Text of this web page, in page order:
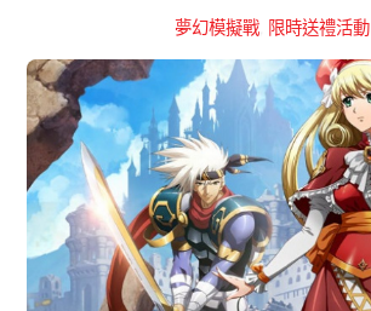
夢幻模擬戰, 限時送禮活動